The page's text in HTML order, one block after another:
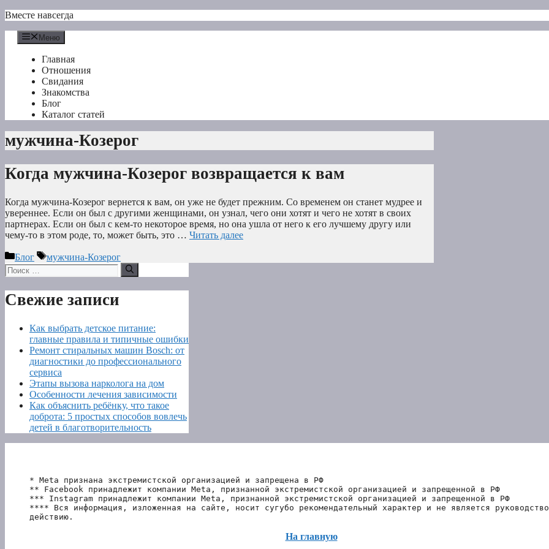
Перейти
содержимому
Вместе навсегда
Меню
Главная
Отношения
Свидания
Знакомства
Блог
Каталог статей
мужчина-Козерог
Когда мужчина-Козерог возвращается к вам
Когда мужчина-Козерог вернется к вам, он уже не будет прежним. Со временем он станет мудрее и
увереннее. Если он был с другими женщинами, он узнал, чего они хотят и чего не хотят в своих
партнерах. Если он был с кем-то некоторое время, но она ушла от него к его лучшему другу или
чему-то в этом роде, то, может быть, это … Читать далее
Рубрики
Блог Метки
мужчина-Козерог
Поиск:
Свежие записи
Как выбрать детское питание:
главные правила и типичные ошибки
Ремонт стиральных машин Bosch: от
диагностики до профессионального
сервиса
Этапы вызова нарколога на дом
Особенности лечения зависимости
Как объяснить ребёнку, что такое
доброта: 5 простых способов вовлечь
детей в благотворительность
* Meta признана экстремистской организацией и запрещена в РФ
** Facebook принадлежит компании Meta, признанной экстремистской организацией и запрещенной в РФ
*** Instagram принадлежит компании Meta, признанной экстремистской организацией и запрещенной в РФ
**** Вся информация, изложенная на сайте, носит сугубо рекомендательный характер и не является
действию.
На главную